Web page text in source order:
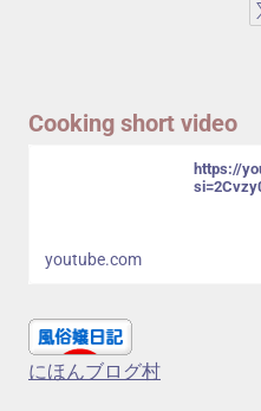
Cooking short video
https://
youtube.com
にほんブログ村